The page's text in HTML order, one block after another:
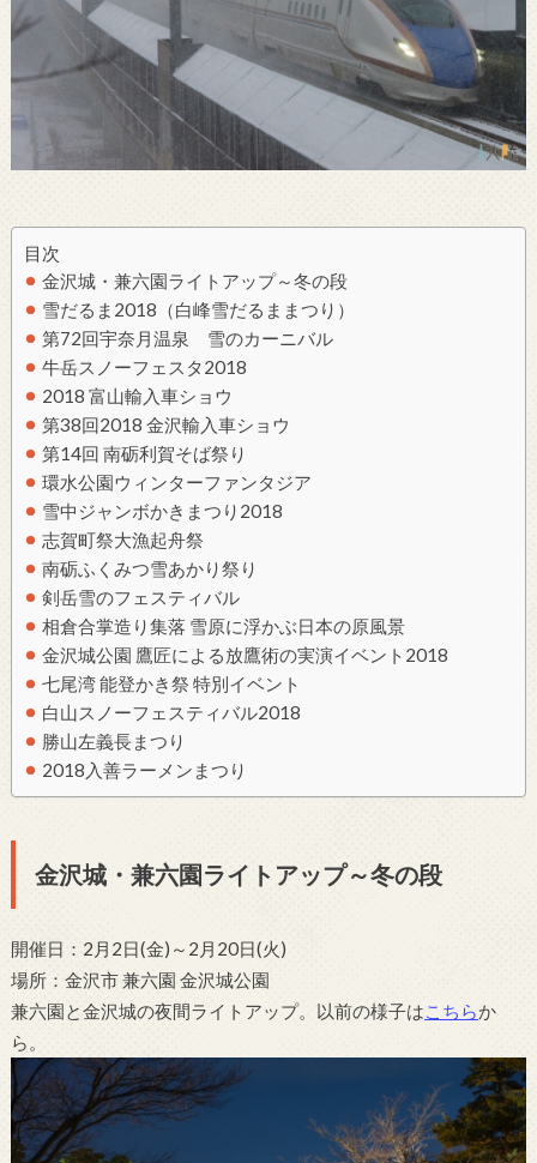
目次
金沢城・兼六園ライトアップ～冬の段
雪だるま2018（白峰雪だるままつり）
第72回宇奈月温泉 雪のカーニバル
牛岳スノーフェスタ2018
2018 富山輸入車ショウ
第38回2018 金沢輸入車ショウ
第14回 南砺利賀そば祭り
環水公園ウィンターファンタジア
雪中ジャンボかきまつり2018
志賀町祭大漁起舟祭
南砺ふくみつ雪あかり祭り
剣岳雪のフェスティバル
相倉合掌造り集落 雪原に浮かぶ日本の原風景
金沢城公園 鷹匠による放鷹術の実演イベント2018
七尾湾 能登かき祭 特別イベント
白山スノーフェスティバル2018
勝山左義長まつり
2018入善ラーメンまつり
金沢城・兼六園ライトアップ～冬の段
開催日：2月2日(金)～2月20日(火)
場所：金沢市 兼六園 金沢城公園
兼六園と金沢城の夜間ライトアップ。以前の様子はこちらか
ら。